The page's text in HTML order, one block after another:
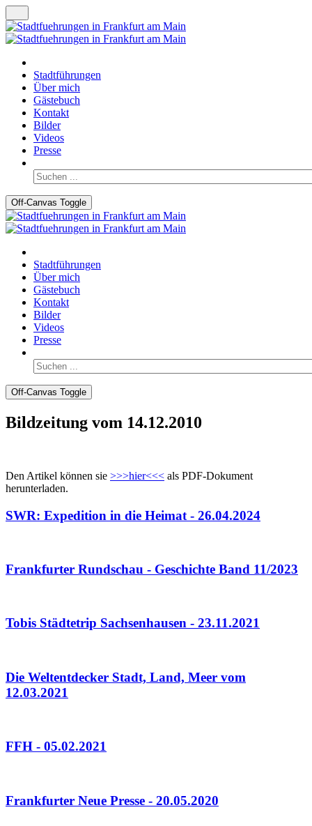
Stadtführungen
Über mich
Gästebuch
Kontakt
Bilder
Videos
Presse
Off-Canvas Toggle
Stadtführungen
Über mich
Gästebuch
Kontakt
Bilder
Videos
Presse
Off-Canvas Toggle
Bildzeitung vom 14.12.2010
Den Artikel können sie >>>hier<<< als PDF-Dokument
herunterladen.
SWR: Expedition in die Heimat - 26.04.2024
Frankfurter Rundschau - Geschichte Band 11/2023
Tobis Städtetrip Sachsenhausen - 23.11.2021
Die Weltentdecker Stadt, Land, Meer vom
12.03.2021
FFH - 05.02.2021
Frankfurter Neue Presse - 20.05.2020